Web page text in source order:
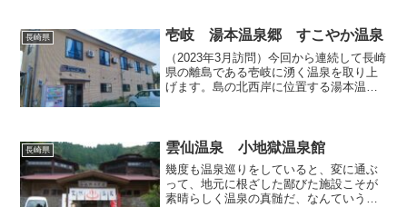
長崎県 壱岐 湯本温泉郷 すこやか温泉
（2023年3月訪問）今回から連続して長崎
県の離島である壱岐に湧く温泉を取り上
げます。島の北西岸に位置する湯本温泉
年3月は、新型コ...
長崎県 雲仙温泉 小地獄温泉館
幾度も温泉巡りをしていると、変に通ぶ
って、地元に根ざした鄙びた施設こそが
素晴らしく温泉の真髄だ、なんていう固